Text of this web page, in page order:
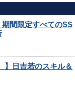
間限定すべてのSS
】日吉若のスキル＆